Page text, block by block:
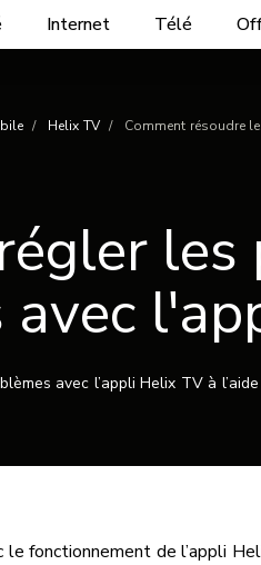
Internet Télé
Helix TV Comment résoudre
les
avec
avec l’appli Helix TV à
fonctionnement de l’appli